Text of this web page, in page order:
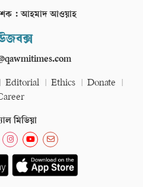
: আহমাদ আওয়াহ
Editorial Ethics
Donate
মিডিয়া